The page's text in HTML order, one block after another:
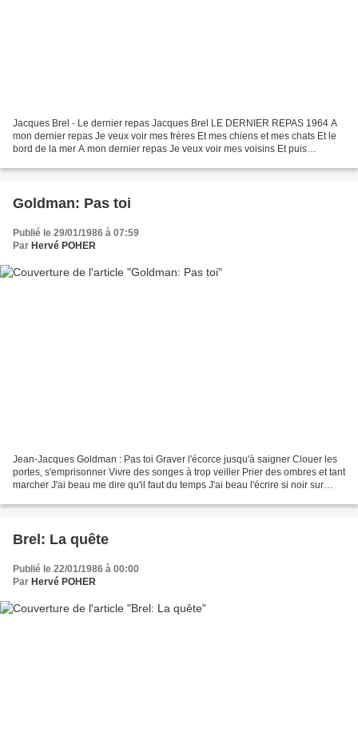
Jacques Brel - Le dernier repas Jacques Brel LE DERNIER REPAS 1964 A
mon dernier repas Je veux voir mes frères Et mes chiens et mes chats Et le
bord de la mer A mon dernier repas Je veux voir mes voisins Et puis
Goldman: Pas toi
Publié le 29/01/1986 à 07:59
Par Hervé POHER
Jean-Jacques Goldman : Pas toi Graver l'écorce jusqu'à saigner Clouer les
portes, s'emprisonner Vivre des songes à trop veiller Prier des ombres et tant
marcher J'ai beau me dire qu'il faut du temps J'ai beau l'écrire si noir sur
Brel: La quête
Publié le 22/01/1986 à 00:00
Par Hervé POHER